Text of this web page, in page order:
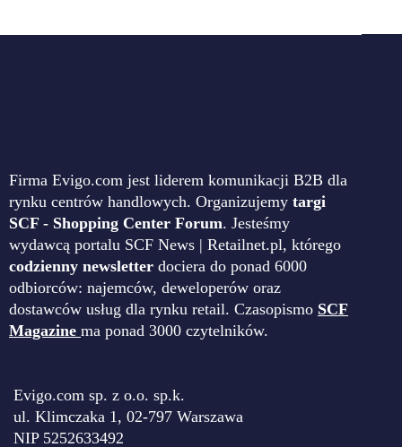
Firma Evigo.com jest liderem komunikacji B2B dla
rynku centrów handlowych. Organizujemy targi
SCF - Shopping Center Forum. Jesteśmy
wydawcą portalu SCF News | Retailnet.pl, którego
codzienny newsletter dociera do ponad 6000
odbiorców: najemców, deweloperów oraz
dostawców usług dla rynku retail. Czasopismo SCF
Magazine ma ponad 3000 czytelników.
Evigo.com sp. z o.o. sp.k.
ul. Klimczaka 1, 02-797 Warszawa
NIP 5252633492